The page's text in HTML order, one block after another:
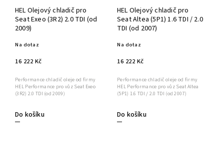
HEL Olejový chladič pro
Seat Exeo (3R2) 2.0 TDI (od
2009)
Na dotaz
16 222 Kč
Do košíku
Performance chladič oleje od firmy
HEL Performance pro vůz Seat Exeo
(3R2) 2.0 TDI (od 2009)
HEL Olejový chladič pro
Seat Altea (5P1) 1.6 TDI / 2.0
TDI (od 2007)
Na dotaz
16 222 Kč
Do košíku
Performance chladič oleje od firmy
HEL Performance pro vůz Seat Altea
(5P1) 1.6 TDI / 2.0 TDI (od 2007)